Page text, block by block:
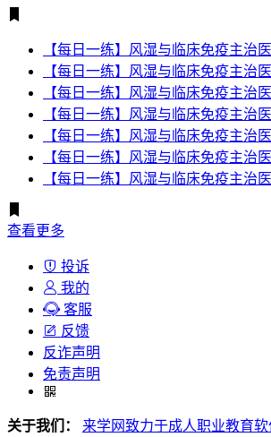
【每日一练】风湿与临床免疫主治
【每日一练】风湿与临床免疫主治
【每日一练】风湿与临床免疫主治
【每日一练】风湿与临床免疫主治
【每日一练】风湿与临床免疫主治
【每日一练】风湿与临床免疫主治
【每日一练】风湿与临床免疫主治
查看更多
投诉
我的
客服
反馈
反诈声明
免责声明
关于我们：
来学网致力于成人职业教育